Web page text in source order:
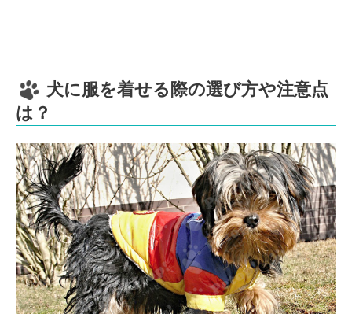
犬に服を着せる際の選び方や注意点
は？